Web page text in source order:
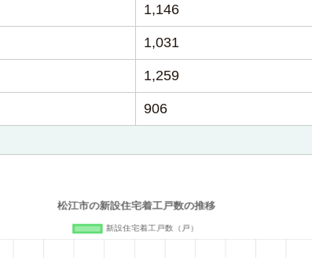
1,146
1,031
1,259
906